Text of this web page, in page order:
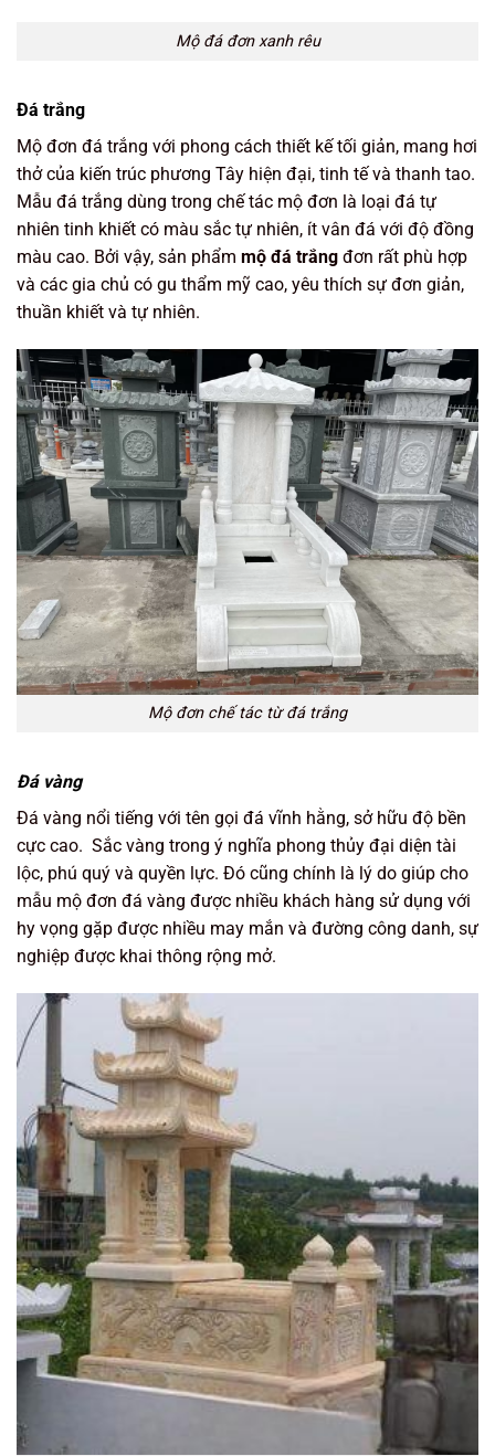
Mộ đá đơn xanh rêu
Đá trắng
Mộ đơn đá trắng với phong cách thiết kế tối giản, mang hơi
thở của kiến trúc phương Tây hiện đại, tinh tế và thanh tao.
Mẫu đá trắng dùng trong chế tác mộ đơn là loại đá tự
nhiên tinh khiết có màu sắc tự nhiên, ít vân đá với độ đồng
màu cao. Bởi vậy, sản phẩm mộ đá trắng đơn rất phù hợp
và các gia chủ có gu thẩm mỹ cao, yêu thích sự đơn giản,
thuần khiết và tự nhiên.
Mộ đơn chế tác từ đá trắng
Đá vàng
Đá vàng nổi tiếng với tên gọi đá vĩnh hằng, sở hữu độ bền
cực cao. Sắc vàng trong ý nghĩa phong thủy đại diện tài
lộc, phú quý và quyền lực. Đó cũng chính là lý do giúp cho
mẫu mộ đơn đá vàng được nhiều khách hàng sử dụng với
hy vọng gặp được nhiều may mắn và đường công danh, sự
nghiệp được khai thông rộng mở.